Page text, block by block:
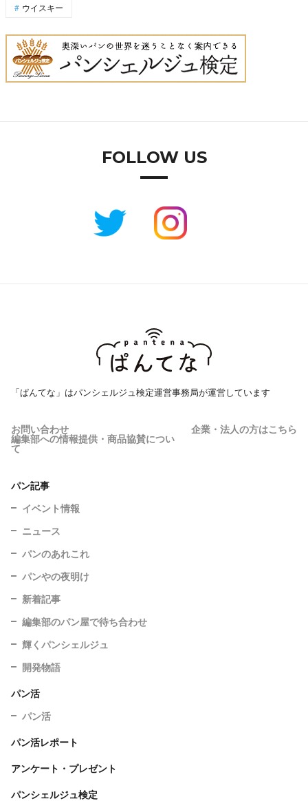
ウイスキー
FOLLOW US
「ぱんてな」はパンシェルジュ検定運営事務局が運営しています
お問い合わせ 企業・法人の方はこちら
編集部への情報提供・商品協賛につい
て
パン記事
イベント情報
ニュース
パンのあれこれ
パンやの夜明け
新着記事
編集部のパン屋で待ち合わせ
輝くパンシェルジュ
開発物語
パン活
パン活
パン活レポート
アンケート・プレゼント
パンシェルジュ検定